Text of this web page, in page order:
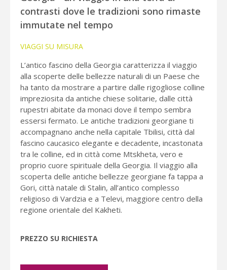
contrasti dove le tradizioni sono rimaste
immutate nel tempo
VIAGGI SU MISURA
L’antico fascino della Georgia caratterizza il viaggio
alla scoperte delle bellezze naturali di un Paese che
ha tanto da mostrare a partire dalle rigogliose colline
impreziosita da antiche chiese solitarie, dalle città
rupestri abitate da monaci dove il tempo sembra
essersi fermato. Le antiche tradizioni georgiane ti
accompagnano anche nella capitale Tbilisi, città dal
fascino caucasico elegante e decadente, incastonata
tra le colline, ed in città come Mtskheta, vero e
proprio cuore spirituale della Georgia. Il viaggio alla
scoperta delle antiche bellezze georgiane fa tappa a
Gori, città natale di Stalin, all’antico complesso
religioso di Vardzia e a Televi, maggiore centro della
regione orientale del Kakheti.
PREZZO SU RICHIESTA